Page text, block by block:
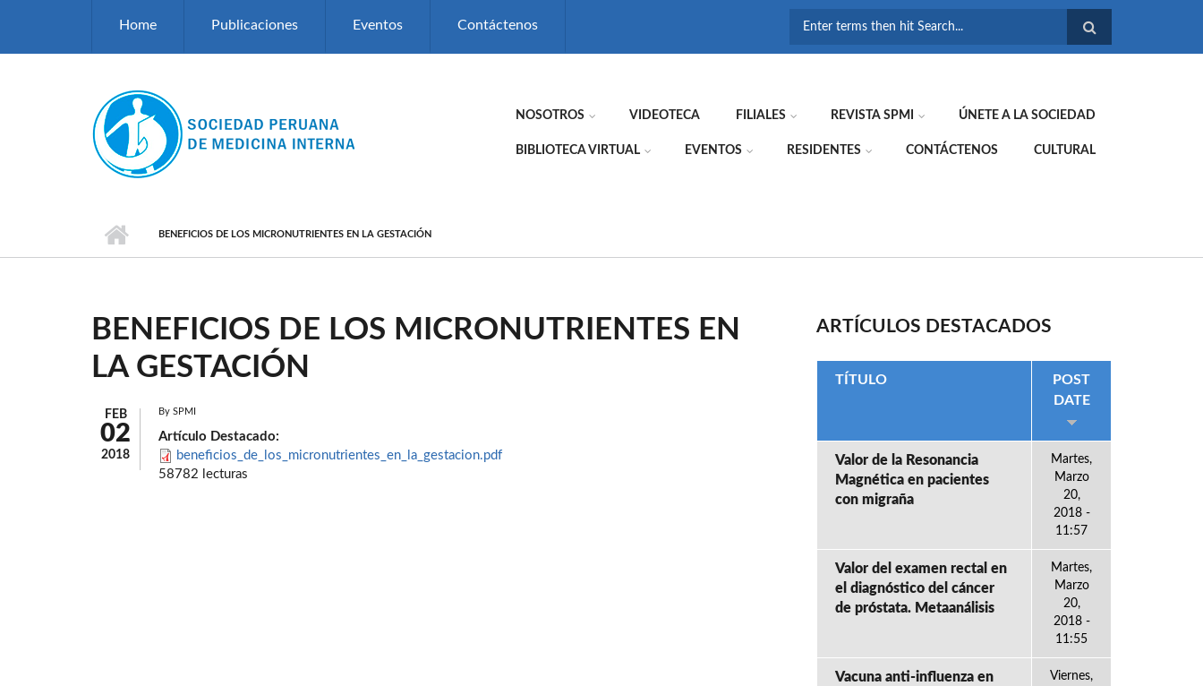
Home Publicaciones Eventos Contáctenos
NOSOTROS VIDEOTECA FILIALES REVISTA SPMI ÚNETE A LA SOCIEDAD
BIBLIOTECA VIRTUAL EVENTOS RESIDENTES CONTÁCTENOS CULTURAL
BENEFICIOS DE LOS MICRONUTRIENTES EN LA GESTACIÓN
BENEFICIOS DE LOS MICRONUTRIENTES EN
LA GESTACIÓN
FEB
02
2018
By SPMI
Artículo Destacado:
beneficios_de_los_micronutrientes_en_la_gestacion.pdf
58782 lecturas
ARTÍCULOS DESTACADOS
TÍTULO
POST
DATE
Valor de la Resonancia
Magnética en pacientes
con migraña
Martes,
Marzo
20,
2018 -
11:57
Valor del examen rectal en
el diagnóstico del cáncer
de próstata. Metaanálisis
Martes,
Marzo
20,
2018 -
11:55
Vacuna anti-influenza en
Viernes,